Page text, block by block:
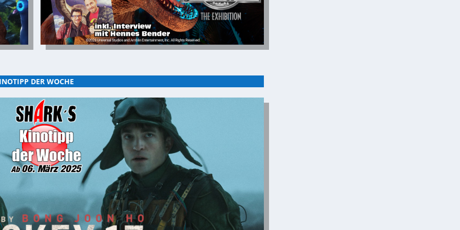
DER WOCHE